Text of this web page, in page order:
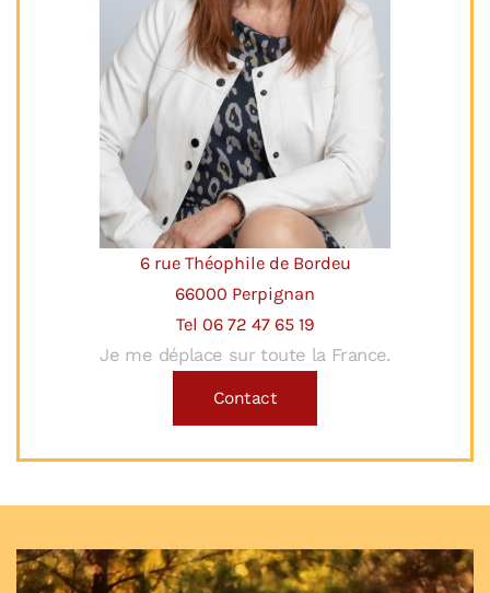
6 rue Théophile de Bordeu
66000 Perpignan
Tel 06 72 47 65 19
Je me déplace sur toute la France.
Contact